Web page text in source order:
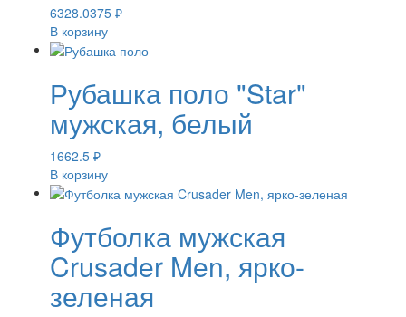
6328.0375 ₽
В корзину
Рубашка поло "Star"
мужская, белый
1662.5 ₽
В корзину
Футболка мужская
Crusader Men, ярко-
зеленая